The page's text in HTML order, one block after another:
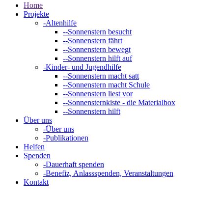
Home
Projekte
-Altenhilfe
--Sonnenstern besucht
--Sonnenstern fährt
--Sonnenstern bewegt
--Sonnenstern hilft auf
-Kinder- und Jugendhilfe
--Sonnenstern macht satt
--Sonnenstern macht Schule
--Sonnenstern liest vor
--Sonnensternkiste - die Materialbox
--Sonnenstern hilft
Über uns
-Über uns
-Publikationen
Helfen
Spenden
-Dauerhaft spenden
-Benefiz, Anlassspenden, Veranstaltungen
Kontakt